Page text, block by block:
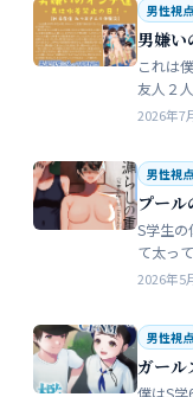
男性視点
男嫌い
これは
友人２
水浴に
2026年7
男性視点
プー
S学生の
て太っ
込み思
2026年5
男性視点
ガール
僕はS